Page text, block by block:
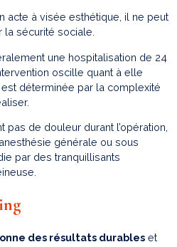
acte à visée esthétique, il ne peut
sécurité sociale.
une hospitalisation de 24
oscille quant à elle
déterminée par la complexité
pas de douleur durant l’opération,
générale ou sous
par des tranquillisants
des résultats durables et